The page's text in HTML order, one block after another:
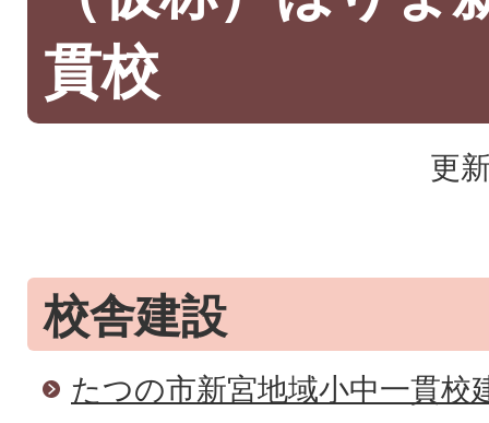
貫校
更
校舎建設
たつの市新宮地域小中一貫校